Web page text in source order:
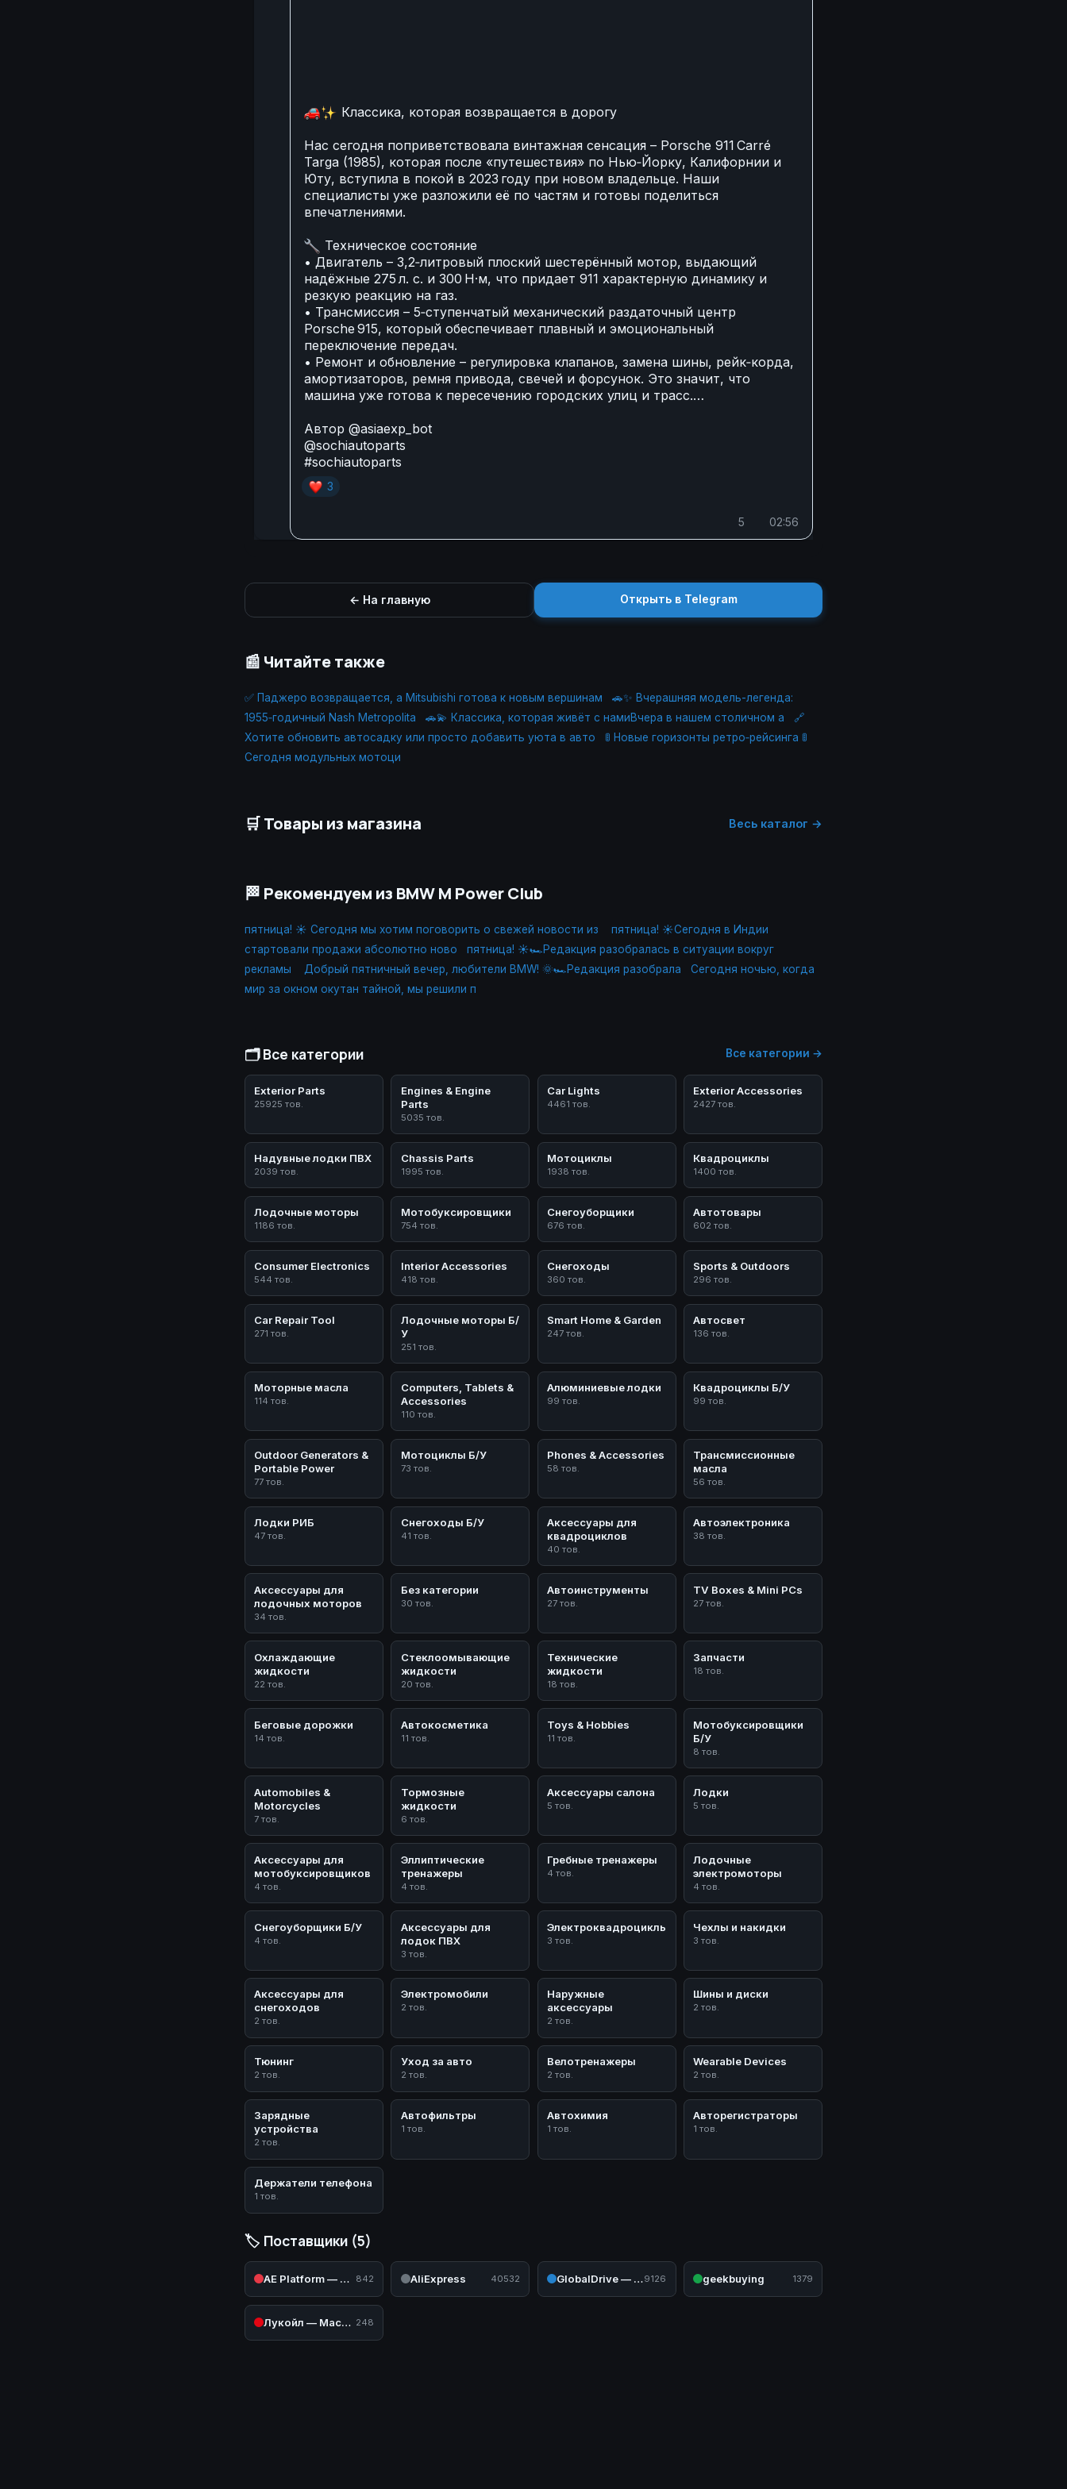
🚗
✨Классика, которая возвращается в дорогу
Нас сегодня поприветствовала винтажная сенсация – Porsche 911 Carré
Targa (1985), которая после «путешествия» по Нью‑Йорку, Калифорнии и
Юту, вступила в покой в 2023 году при новом владельце. Наши
специалисты уже разложили её по частям и готовы поделиться
впечатлениями.
🔧Техническое состояние
• Двигатель – 3,2‑литровый плоский шестерённый мотор, выдающий
надёжные 275 л. с. и 300 Н·м, что придает 911 характерную динамику и
резкую реакцию на газ.
• Трансмиссия – 5‑ступенчатый механический раздаточный центр
Porsche 915, который обеспечивает плавный и эмоциональный
переключение передач.
• Ремонт и обновление – регулировка клапанов, замена шины, рейк‑корда,
амортизаторов, ремня привода, свечей и форсунок. Это значит, что
машина уже готова к пересечению городских улиц и трасс.…
Автор @asiaexp_bot
@sochiautoparts
#sochiautoparts
❤
3
5 02:56
← На главную Открыть в Telegram
📰 Читайте также
✅ Паджеро возвращается, а Mitsubishi готова к новым вершинам
🚗✨ Вчерашняя модель-легенда:
1955‑годичный Nash Metropolita
🚗💫 Классика, которая живёт с намиВчера в нашем столичном а
🔗
Хотите обновить автосадку или просто добавить уюта в авто
🚦 Новые горизонты ретро‑рейсинга 🚦
Сегодня модульных мотоци
🛒 Товары из магазина Весь каталог →
🏁 Рекомендуем из BMW M Power Club
пятница! ☀️ Сегодня мы хотим поговорить о свежей новости из
пятница! ☀️Сегодня в Индии
стартовали продажи абсолютно ново
пятница! ☀️🏎Редакция разобралась в ситуации вокруг
рекламы
Добрый пятничный вечер, любители BMW! 🌞🏎Редакция разобрала
Сегодня ночью, когда
мир за окном окутан тайной, мы решили п
🗂️ Все категории Все категории →
Exterior Parts
25925 тов.
Engines & Engine
Parts
5035 тов.
Car Lights
4461 тов.
Exterior Accessories
2427 тов.
Надувные лодки ПВХ
2039 тов.
Chassis Parts
1995 тов.
Мотоциклы
1938 тов.
Квадроциклы
1400 тов.
Лодочные моторы
1186 тов.
Мотобуксировщики
754 тов.
Снегоуборщики
676 тов.
Автотовары
602 тов.
Consumer Electronics
544 тов.
Interior Accessories
418 тов.
Снегоходы
360 тов.
Sports & Outdoors
296 тов.
Car Repair Tool
271 тов.
Лодочные моторы Б/
У
251 тов.
Smart Home & Garden
247 тов.
Автосвет
136 тов.
Моторные масла
114 тов.
Computers, Tablets &
Accessories
110 тов.
Алюминиевые лодки
99 тов.
Квадроциклы Б/У
99 тов.
Outdoor Generators &
Portable Power
77 тов.
Мотоциклы Б/У
73 тов.
Phones & Accessories
58 тов.
Трансмиссионные
масла
56 тов.
Лодки РИБ
47 тов.
Снегоходы Б/У
41 тов.
Аксессуары для
квадроциклов
40 тов.
Автоэлектроника
38 тов.
Аксессуары для
лодочных моторов
34 тов.
Без категории
30 тов.
Автоинструменты
27 тов.
TV Boxes & Mini PCs
27 тов.
Охлаждающие
жидкости
22 тов.
Стеклоомывающие
жидкости
20 тов.
Технические
жидкости
18 тов.
Запчасти
18 тов.
Беговые дорожки
14 тов.
Автокосметика
11 тов.
Toys & Hobbies
11 тов.
Мотобуксировщики
Б/У
8 тов.
Automobiles &
Motorcycles
7 тов.
Тормозные
жидкости
6 тов.
Аксессуары салона
5 тов.
Лодки
5 тов.
Аксессуары для
мотобуксировщиков
4 тов.
Эллиптические
тренажеры
4 тов.
Гребные тренажеры
4 тов.
Лодочные
электромоторы
4 тов.
Снегоуборщики Б/У
4 тов.
Аксессуары для
лодок ПВХ
3 тов.
Электроквадроциклы
3 тов.
Чехлы и накидки
3 тов.
Аксессуары для
снегоходов
2 тов.
Электромобили
2 тов.
Наружные
аксессуары
2 тов.
Шины и диски
2 тов.
Тюнинг
2 тов.
Уход за авто
2 тов.
Велотренажеры
2 тов.
Wearable Devices
2 тов.
Зарядные
устройства
2 тов.
Автофильтры
1 тов.
Автохимия
1 тов.
Авторегистраторы
1 тов.
Держатели телефона
1 тов.
🏷️ Поставщики (5)
AE Platform — AliExpress (Авто) 842 AliExpress 40532 GlobalDrive — Садовая и силовая техника9126 geekbuying 1379
Лукойл — Масла и техжидкости 248